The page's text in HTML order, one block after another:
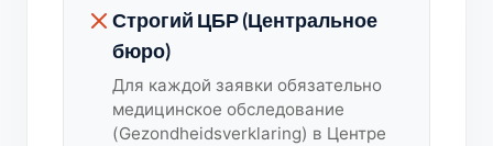
Строгий ЦБР (Центральное
бюро)
Для каждой заявки обязательно
медицинское обследование
(Gezondheidsverklaring) в Центре